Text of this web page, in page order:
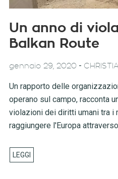
Un anno di
Balkan Route
gennaio 29, 2020-
Un rapporto delle
operano sul campo, racconta
violazioni dei diritti umani tra i
raggiungere l'Europa